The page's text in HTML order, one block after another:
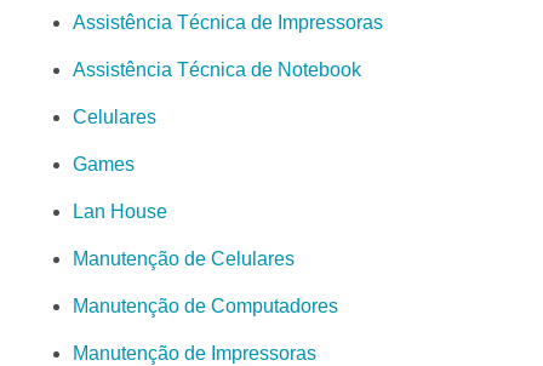
Assistência Técnica de Impressoras
Assistência Técnica de Notebook
Celulares
Games
Lan House
Manutenção de Celulares
Manutenção de Computadores
Manutenção de Impressoras